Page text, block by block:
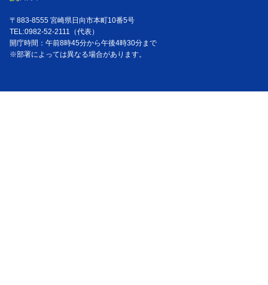
〒883-8555 宮崎県日向市本町10番5号
TEL:0982-52-2111（代表）
開庁時間：午前8時45分から午後4時30分まで
※部署によっては異なる場合があります。